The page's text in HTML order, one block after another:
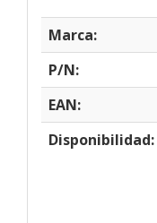
Marca:
P/N:
EAN:
Disponibilidad: